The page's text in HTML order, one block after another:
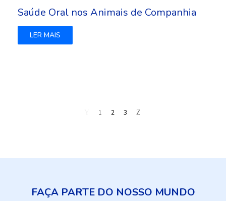
Saúde Oral nos Animais de Companhia
LER MAIS
1 2 3
FAÇA PARTE DO NOSSO MUNDO